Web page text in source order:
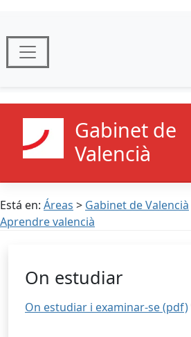
Gabinet de
Valencià
Está en: Áreas > Gabinet de Valencià
Aprendre valencià
On estudiar
On estudiar i examinar-se (pdf)